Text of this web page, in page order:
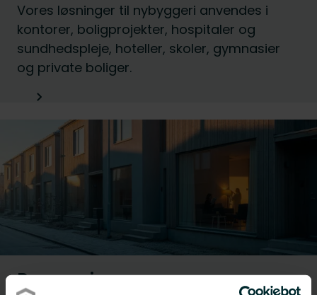
Vores løsninger til nybyggeri anvendes i
kontorer, boligprojekter, hospitaler og
sundhedspleje, hoteller, skoler, gymnasier
og private boliger.
Renovering